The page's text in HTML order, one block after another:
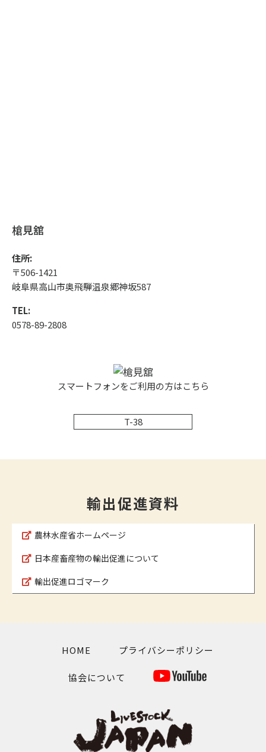
槍見舘
住所:
〒506-1421
岐阜県高山市奥飛騨温泉郷神坂587
TEL:
0578-89-2808
スマートフォンをご利用の方はこちら
T-38
輸出促進資料
農林水産省ホームページ
日本産畜産物の輸出促進について
輸出促進ロゴマーク
HOME プライバシーポリシー
協会について